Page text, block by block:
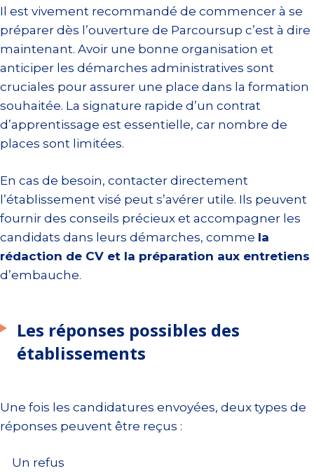
Il est vivement recommandé de commencer à se
préparer dès l’ouverture de Parcoursup c’est à dire
maintenant. Avoir une bonne organisation et
anticiper les démarches administratives sont
cruciales pour assurer une place dans la formation
souhaitée. La signature rapide d’un contrat
d’apprentissage est essentielle, car nombre de
places sont limitées.
En cas de besoin, contacter directement
l’établissement visé peut s’avérer utile. Ils peuvent
fournir des conseils précieux et accompagner les
candidats dans leurs démarches, comme la
rédaction de CV et la préparation aux entretiens
d’embauche.
Les réponses possibles des
établissements
Une fois les candidatures envoyées, deux types de
réponses peuvent être reçus :
Un refus